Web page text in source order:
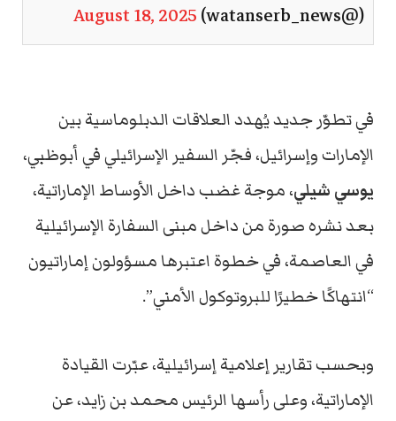
(@watanserb_news)
August 18, 2025
في تطوّر جديد يُهدد العلاقات الدبلوماسية بين
الإمارات وإسرائيل، فجّر السفير الإسرائيلي في أبوظبي،
يوسي شيلي، موجة غضب داخل الأوساط الإماراتية،
بعد نشره صورة من داخل مبنى السفارة الإسرائيلية
في العاصمة، في خطوة اعتبرها مسؤولون إماراتيون
“انتهاكًا خطيرًا للبروتوكول الأمني”.
وبحسب تقارير إعلامية إسرائيلية، عبّرت القيادة
الإماراتية، وعلى رأسها الرئيس محمد بن زايد، عن